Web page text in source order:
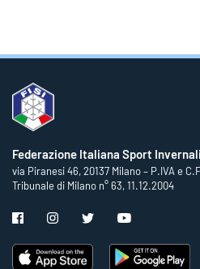
Federazione Italiana Sport Invernali
via Piranesi 46, 20137 Milano – P.IVA e
Tribunale di Milano n° 63, 11.12.2004